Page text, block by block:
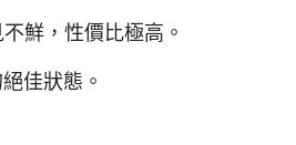
鮮，性價比極高。
佳狀態。